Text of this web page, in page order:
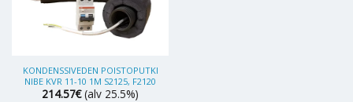
KONDENSSIVEDEN POISTOPUTKI
NIBE KVR 11-10 1M S2125, F2120
214.57€ (alv 25.5%)